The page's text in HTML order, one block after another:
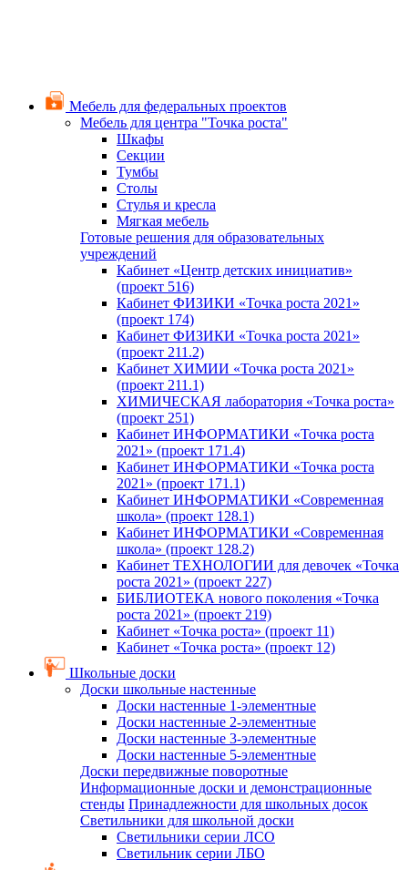
Мебель для федеральных проектов
Мебель для центра "Точка роста"
Шкафы
Секции
Тумбы
Столы
Стулья и кресла
Мягкая мебель
Готовые решения для образовательных
учреждений
Кабинет «Центр детских инициатив»
(проект 516)
Кабинет ФИЗИКИ «Точка роста 2021»
(проект 174)
Кабинет ФИЗИКИ «Точка роста 2021»
(проект 211.2)
Кабинет ХИМИИ «Точка роста 2021»
(проект 211.1)
ХИМИЧЕСКАЯ лаборатория «Точка роста»
(проект 251)
Кабинет ИНФОРМАТИКИ «Точка роста
2021» (проект 171.4)
Кабинет ИНФОРМАТИКИ «Точка роста
2021» (проект 171.1)
Кабинет ИНФОРМАТИКИ «Современная
школа» (проект 128.1)
Кабинет ИНФОРМАТИКИ «Современная
школа» (проект 128.2)
Кабинет ТЕХНОЛОГИИ для девочек «Точка
роста 2021» (проект 227)
БИБЛИОТЕКА нового поколения «Точка
роста 2021» (проект 219)
Кабинет «Точка роста» (проект 11)
Кабинет «Точка роста» (проект 12)
Школьные доски
Доски школьные настенные
Доски настенные 1-элементные
Доски настенные 2-элементные
Доски настенные 3-элементные
Доски настенные 5-элементные
Доски передвижные поворотные
Информационные доски и демонстрационные
стенды Принадлежности для школьных досок
Светильники для школьной доски
Светильники серии ЛСО
Светильник серии ЛБО